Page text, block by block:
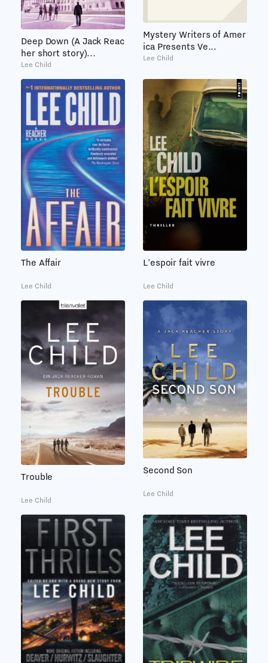
Deep Down (A Jack Reac
her short story)...
Lee Child
Mystery Writers of Amer
ica Presents Ve...
Lee Child
The Affair
Lee Child
L'espoir fait vivre
Lee Child
Trouble
Lee Child
Second Son
Lee Child